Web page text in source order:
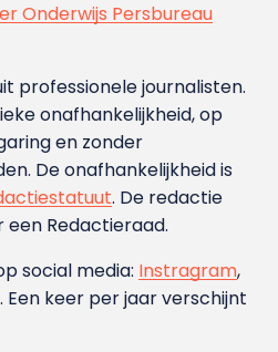
Onderwijs Persbureau
professionele journalisten.
onafhankelijkheid, op
en zonder
De onafhankelijkheid is
. De redactie
Redactieraad.
social media: Instragram,
. Een keer per jaar verschijnt